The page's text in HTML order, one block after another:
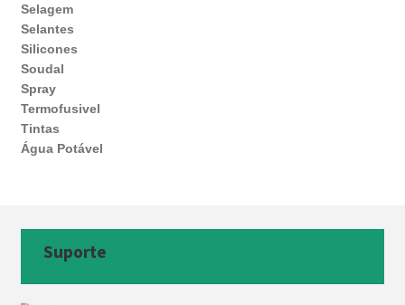
Selagem
Selantes
Silicones
Soudal
Spray
Termofusivel
Tintas
Água Potável
Suporte